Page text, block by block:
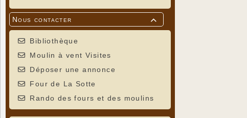

Nous contacter
Bibliothèque
Moulin à vent Visites
Déposer une annonce
Four de La Sotte
Rando des fours et des moulins